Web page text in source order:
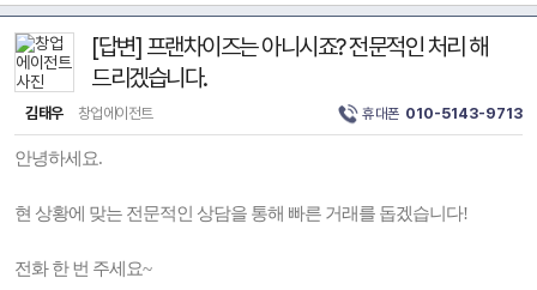
[답변] 프랜차이즈는 아니시죠? 전문적인 처리 해
드리겠습니다.
김태우 창업에이전트 휴대폰 010-5143-9713
안녕하세요.
현 상황에 맞는 전문적인 상담을 통해 빠른 거래를 돕겠습니다!
전화 한 번 주세요~